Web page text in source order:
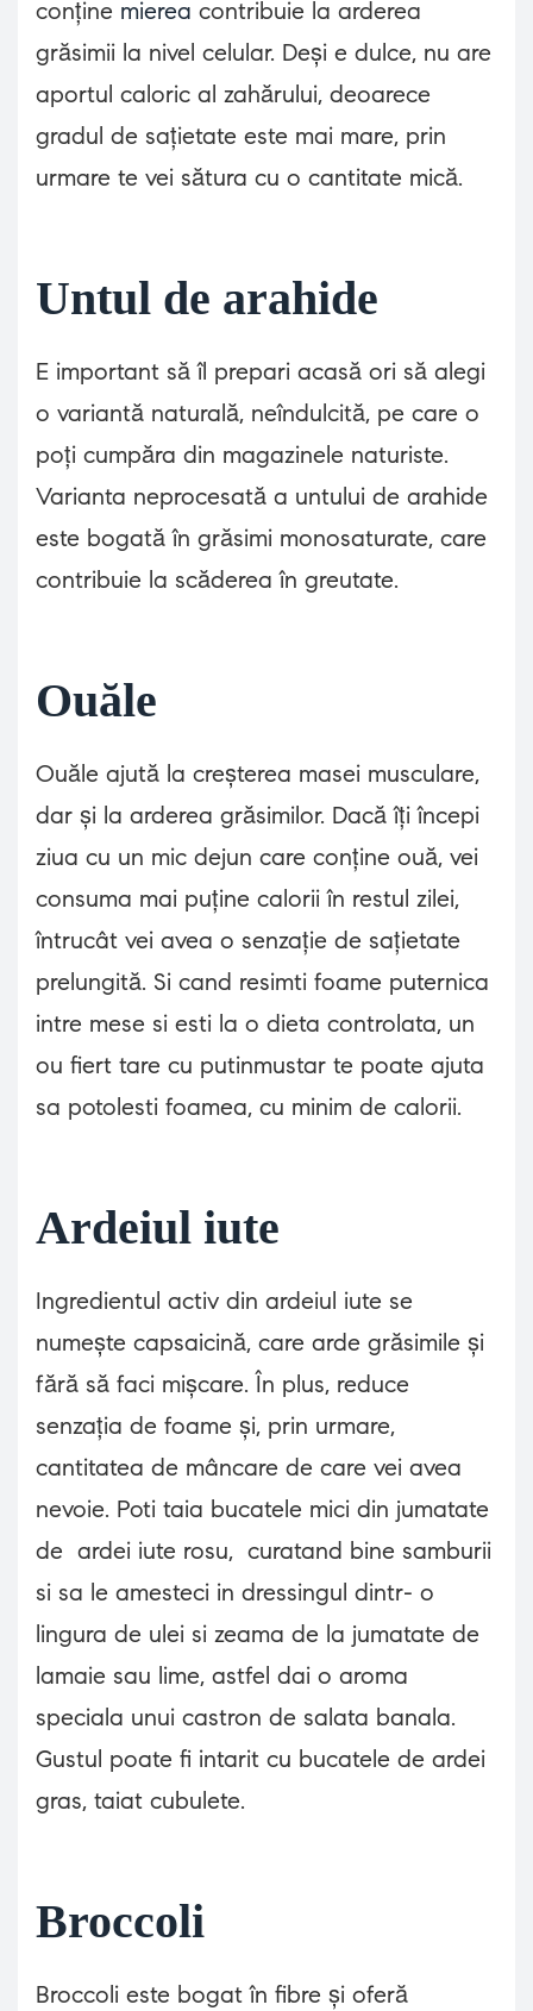
conține mierea contribuie la arderea
grăsimii la nivel celular. Deși e dulce, nu are
aportul caloric al zahărului, deoarece
gradul de sațietate este mai mare, prin
urmare te vei sătura cu o cantitate mică.
Untul de arahide
E important să îl prepari acasă ori să alegi
o variantă naturală, neîndulcită, pe care o
poți cumpăra din magazinele naturiste.
Varianta neprocesată a untului de arahide
este bogată în grăsimi monosaturate, care
contribuie la scăderea în greutate.
Ouăle
Ouăle ajută la creșterea masei musculare,
dar și la arderea grăsimilor. Dacă îți începi
ziua cu un mic dejun care conține ouă, vei
consuma mai puține calorii în restul zilei,
întrucât vei avea o senzație de sațietate
prelungită. Si cand resimti foame puternica
intre mese si esti la o dieta controlata, un
ou fiert tare cu putinmustar te poate ajuta
sa potolesti foamea, cu minim de calorii.
Ardeiul iute
Ingredientul activ din ardeiul iute se
numește capsaicină, care arde grăsimile și
fără să faci mișcare. În plus, reduce
senzația de foame și, prin urmare,
cantitatea de mâncare de care vei avea
nevoie. Poti taia bucatele mici din jumatate
de ardei iute rosu, curatand bine samburii
si sa le amesteci in dressingul dintr- o
lingura de ulei si zeama de la jumatate de
lamaie sau lime, astfel dai o aroma
speciala unui castron de salata banala.
Gustul poate fi intarit cu bucatele de ardei
gras, taiat cubulete.
Broccoli
Broccoli este bogat în fibre și oferă